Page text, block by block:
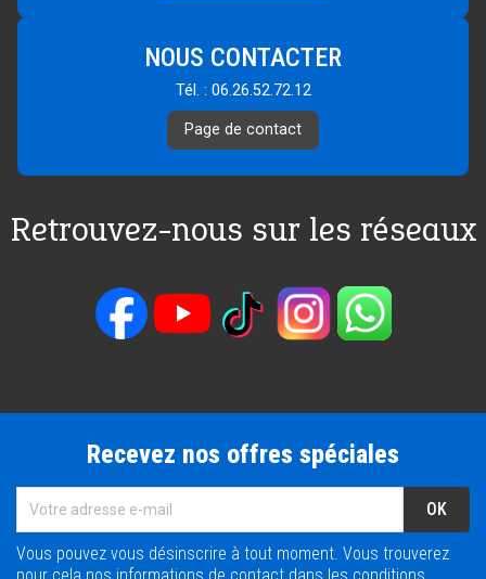
NOUS CONTACTER
Tél. : 06.26.52.72.12
Page de contact
Retrouvez-nous sur les réseaux
Recevez nos offres spéciales
Vous pouvez vous désinscrire à tout moment. Vous trouverez